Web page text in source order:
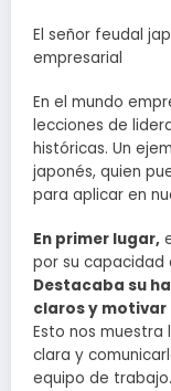
El señor feudal
empresarial
En el mundo
lecciones de
históricas. Un
japonés, quien
para aplicar en
En primer lugar,
por su capacidad
Destacaba su
claros y motivar
Esto nos
clara y
equipo de trabajo.